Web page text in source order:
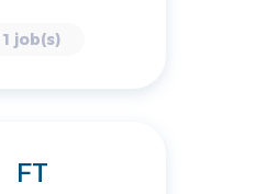
1 job(s)
FT